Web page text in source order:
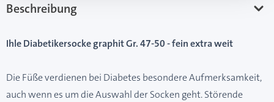
Beschreibung
Ihle Diabetikersocke graphit Gr. 47-50 - fein extra weit
Die Füße verdienen bei Diabetes besondere Aufmerksamkeit,
auch wenn es um die Auswahl der Socken geht. Störende